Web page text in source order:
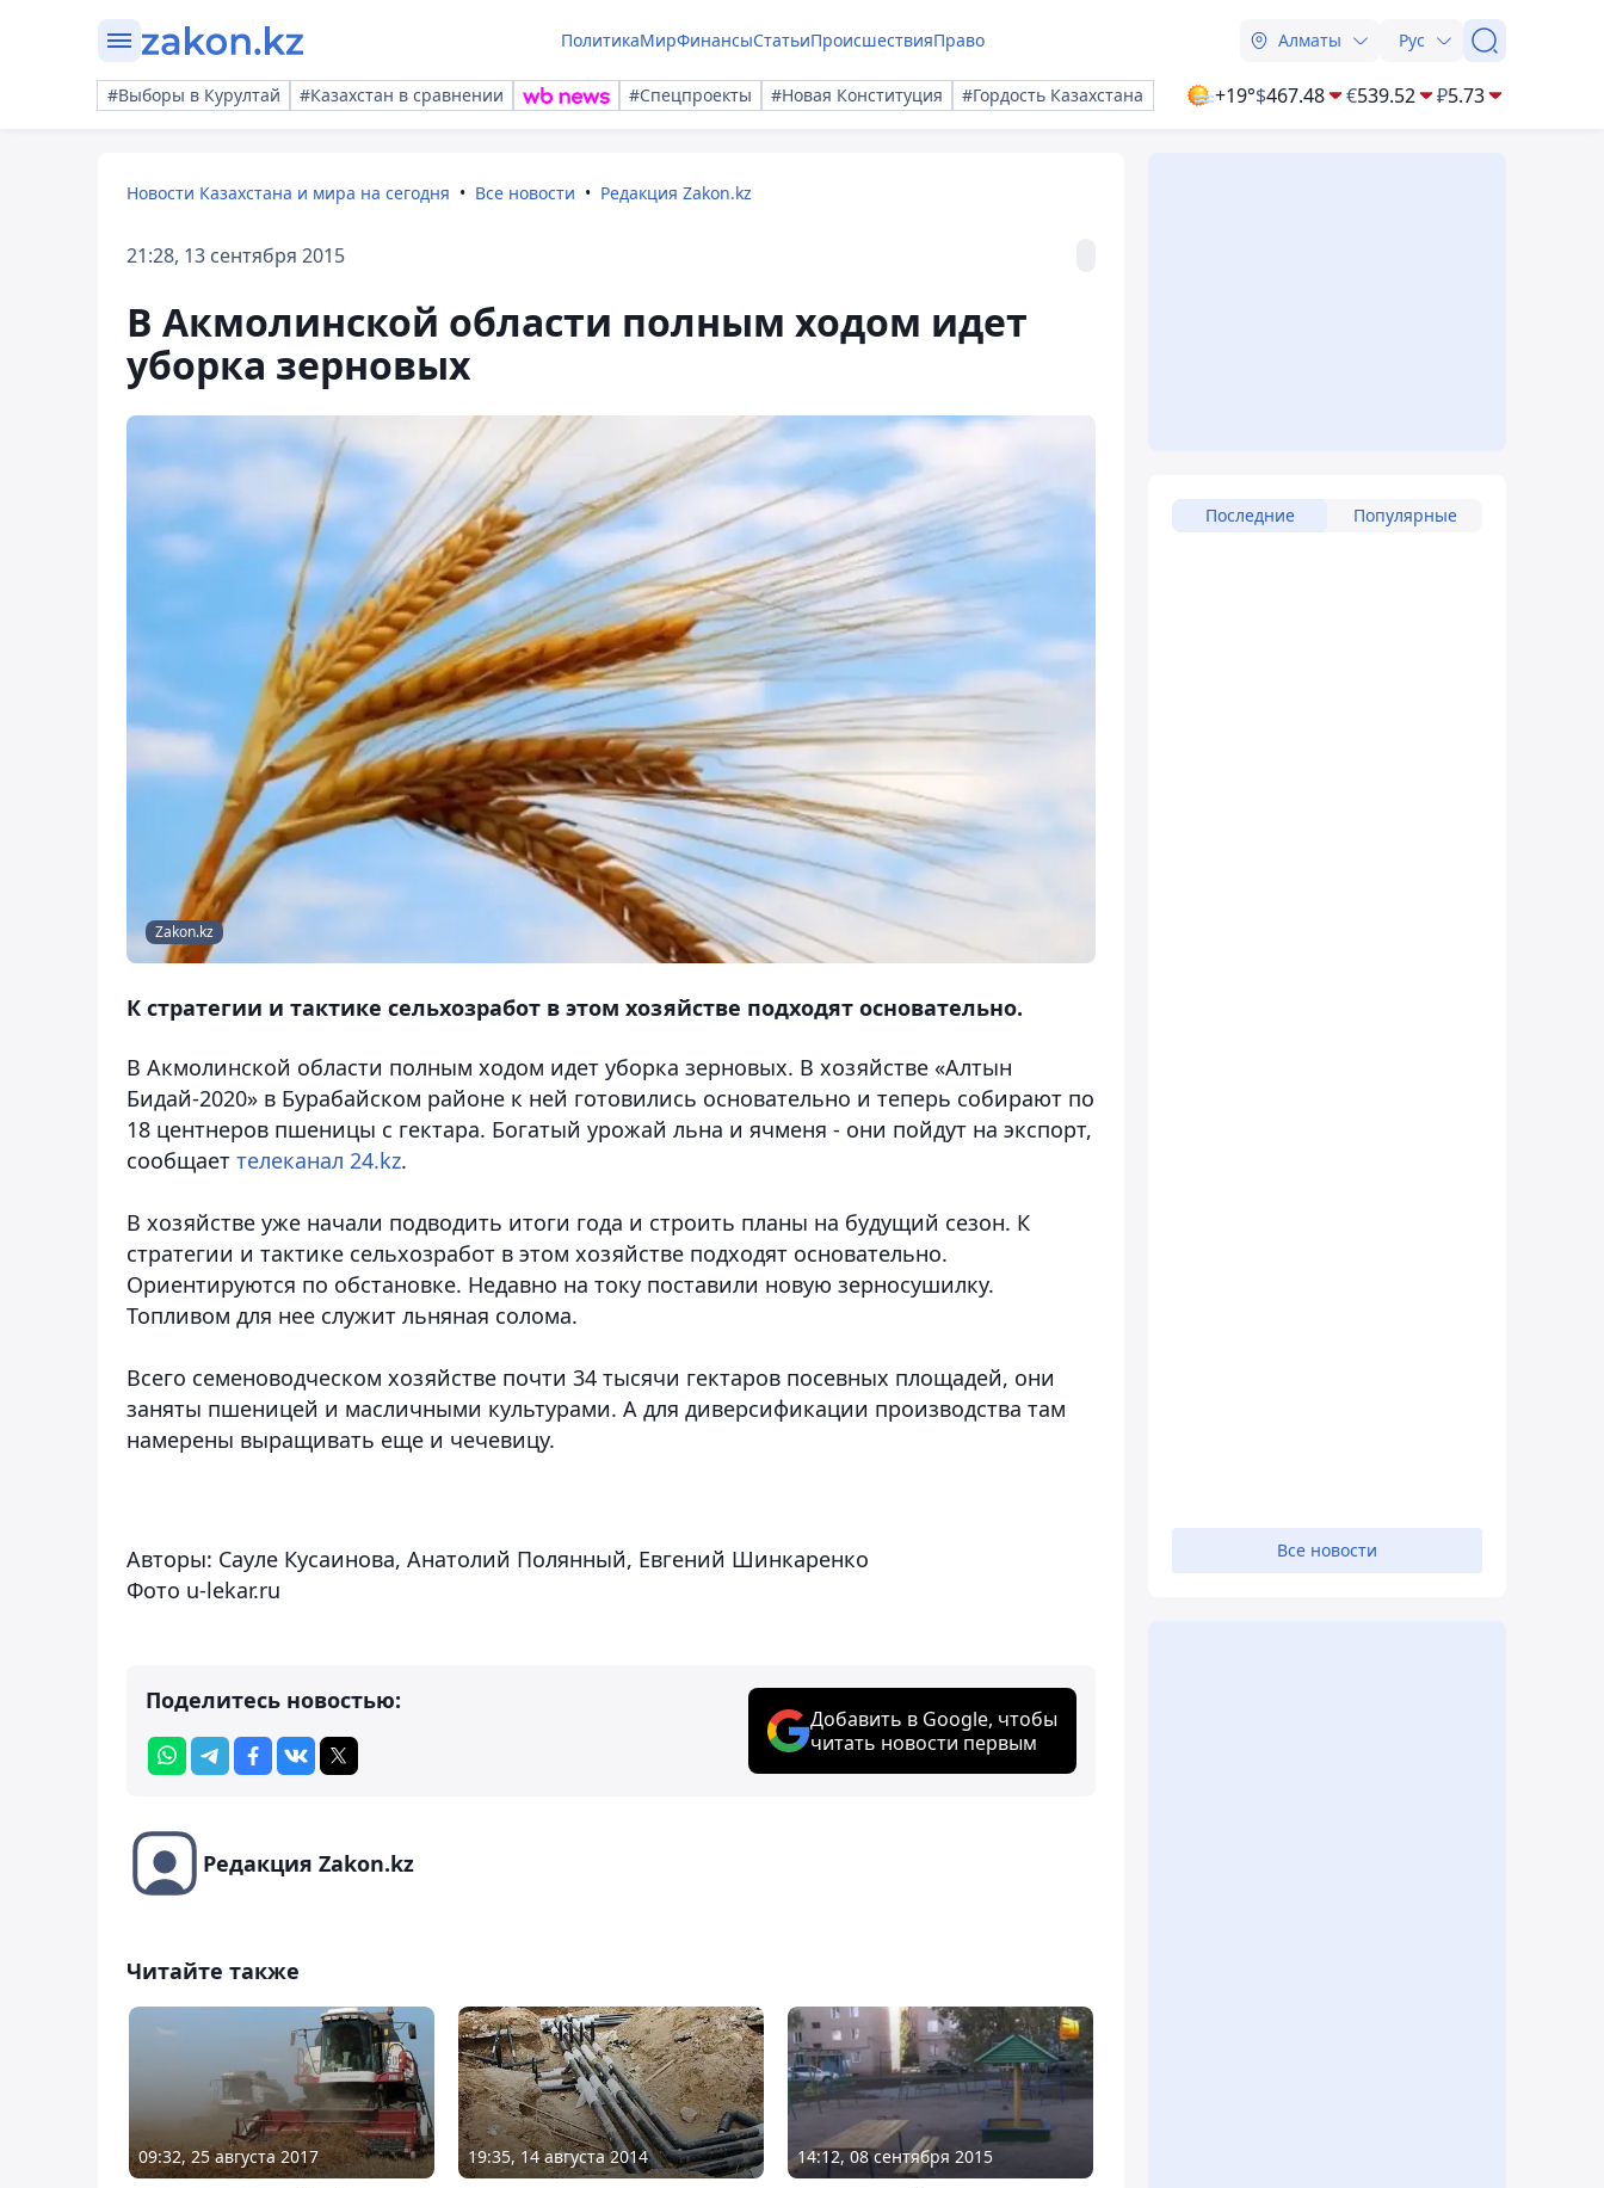
ПолитикаМирФинансыСтатьиПроисшествияПраво Алматы Рус
#Выборы в Курултай #Казахстан в сравнении #Спецпроекты #Новая Конституция #Гордость Казахстана +19°$467.48 €539.52 ₽5.73
Новости Казахстана и мира на сегодня Все новости Редакция Zakon.kz
21:28, 13 сентября 2015
В Акмолинской области полным ходом идет
уборка зерновых
Zakon.kz
К стратегии и тактике сельхозработ в этом хозяйстве подходят основательно.
В Акмолинской области полным ходом идет уборка зерновых. В хозяйстве «Алтын
Бидай-2020» в Бурабайском районе к ней готовились основательно и теперь собирают по
18 центнеров пшеницы с гектара. Богатый урожай льна и ячменя - они пойдут на экспорт,
сообщает телеканал 24.kz.
В хозяйстве уже начали подводить итоги года и строить планы на будущий сезон. К
стратегии и тактике сельхозработ в этом хозяйстве подходят основательно.
Ориентируются по обстановке. Недавно на току поставили новую зерносушилку.
Топливом для нее служит льняная солома.
Всего семеноводческом хозяйстве почти 34 тысячи гектаров посевных площадей, они
заняты пшеницей и масличными культурами. А для диверсификации производства там
намерены выращивать еще и чечевицу.
Авторы: Сауле Кусаинова, Анатолий Полянный, Евгений Шинкаренко
Фото u-lekar.ru
Поделитесь новостью:
Добавить в Google, чтобы
читать новости первым
Редакция Zakon.kz
Читайте также
09:32, 25 августа 2017 19:35, 14 августа 2014 14:12, 08 сентября 2015
Последние Популярные
Все новости